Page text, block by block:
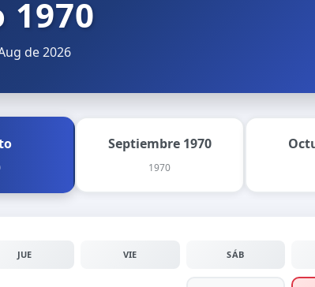
1970
de 2026
Septiembre 1970
1970
JUE VIE SÁB